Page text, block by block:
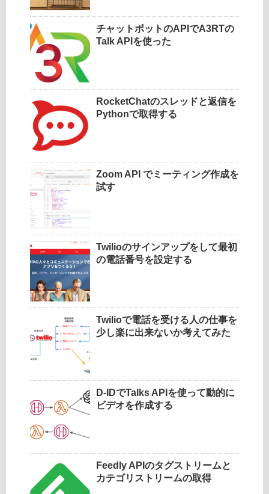
チャットボットのAPIでA3RTの
Talk APIを使った
RocketChatのスレッドと返信を
Pythonで取得する
Zoom API でミーティング作成を
試す
Twilioのサインアップをして最初
の電話番号を設定する
Twilioで電話を受ける人の仕事を
少し楽に出来ないか考えてみた
D-IDでTalks APIを使って動的に
ビデオを作成する
Feedly APIのタグストリームと
カテゴリストリームの取得